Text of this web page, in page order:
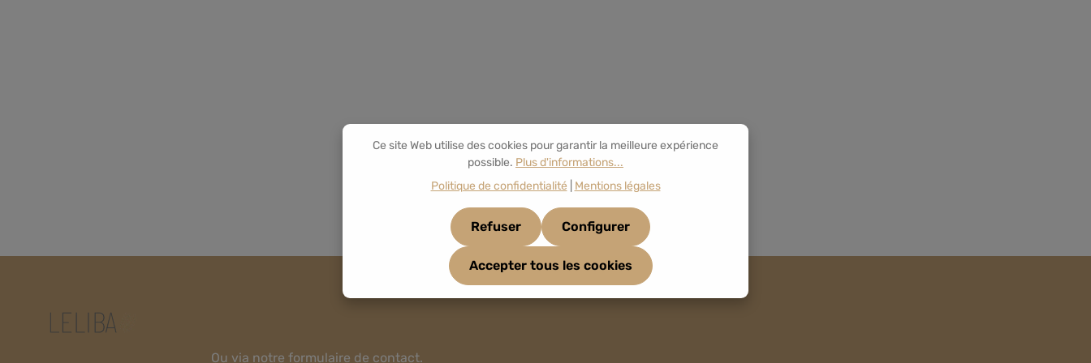
Ou via notre formulaire de contact.
Ce site Web utilise des cookies pour garantir la meilleure expérience
possible. Plus d'informations...
Politique de confidentialité
Mentions légales
Refuser Configurer
Accepter tous les cookies